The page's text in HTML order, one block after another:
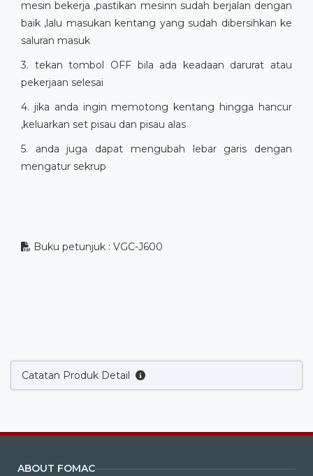
mesin bekerja ,pastikan mesinn sudah berjalan dengan
baik ,lalu masukan kentang yang sudah dibersihkan ke
saluran masuk
3. tekan tombol OFF bila ada keadaan darurat atau
pekerjaan selesai
4. jika anda ingin memotong kentang hingga hancur
,keluarkan set pisau dan pisau alas
5. anda juga dapat mengubah lebar garis dengan
mengatur sekrup
Buku petunjuk : VGC-J600
Catatan Produk Detail
ABOUT FOMAC